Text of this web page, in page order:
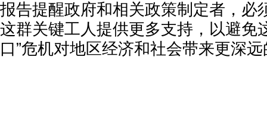
报告提醒政府和相关政策制定者，必
这群关键工人提供更多支持，以避免
口”危机对地区经济和社会带来更深